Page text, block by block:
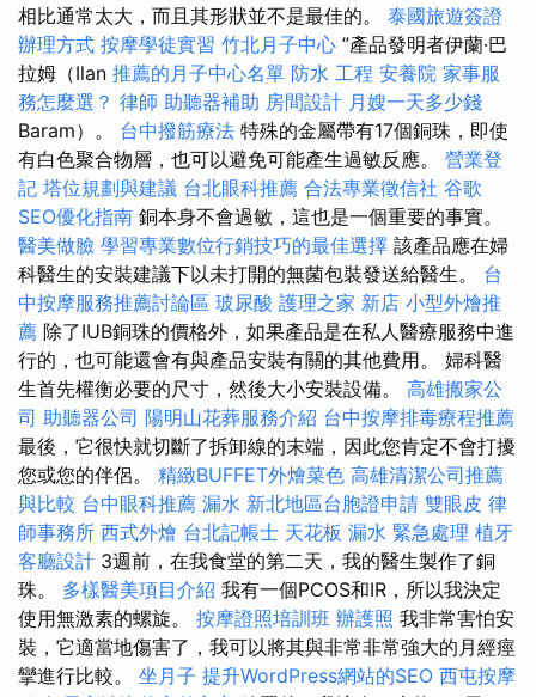
相比通常太大，而且其形狀並不是最佳的。 泰國旅遊簽證
辦理方式 按摩學徒實習 竹北月子中心 ”產品發明者伊蘭·巴
拉姆（Ilan 推薦的月子中心名單 防水 工程 安養院 家事服
務怎麼選？ 律師 助聽器補助 房間設計 月嫂一天多少錢
Baram）。 台中撥筋療法 特殊的金屬帶有17個銅珠，即使
有白色聚合物層，也可以避免可能產生過敏反應。 營業登
記 塔位規劃與建議 台北眼科推薦 合法專業徵信社 谷歌
SEO優化指南 銅本身不會過敏，這也是一個重要的事實。
醫美做臉 學習專業數位行銷技巧的最佳選擇 該產品應在婦
科醫生的安裝建議下以未打開的無菌包裝發送給醫生。 台
中按摩服務推薦討論區 玻尿酸 護理之家 新店 小型外燴推
薦 除了IUB銅珠的價格外，如果產品是在私人醫療服務中進
行的，也可能還會有與產品安裝有關的其他費用。 婦科醫
生首先權衡必要的尺寸，然後大小安裝設備。 高雄搬家公
司 助聽器公司 陽明山花葬服務介紹 台中按摩排毒療程推薦
最後，它很快就切斷了拆卸線的末端，因此您肯定不會打擾
您或您的伴侶。 精緻BUFFET外燴菜色 高雄清潔公司推薦
與比較 台中眼科推薦 漏水 新北地區台胞證申請 雙眼皮 律
師事務所 西式外燴 台北記帳士 天花板 漏水 緊急處理 植牙
客廳設計 3週前，在我食堂的第二天，我的醫生製作了銅
珠。 多樣醫美項目介紹 我有一個PCOS和IR，所以我決定
使用無激素的螺旋。 按摩證照培訓班 辦護照 我非常害怕安
裝，它適當地傷害了，我可以將其與非常非常強大的月經痙
攣進行比較。 坐月子 提升WordPress網站的SEO 西屯按摩